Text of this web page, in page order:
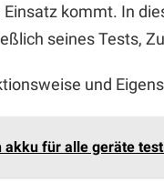
kommt. In
seines Tests,
und
akku für alle geräte